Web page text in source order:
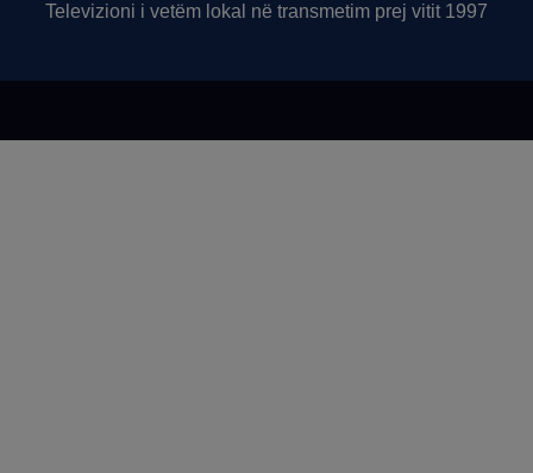
Televizioni i vetëm lokal në transmetim prej vitit 1997